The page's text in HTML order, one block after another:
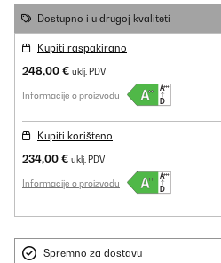
Dostupno i u drugoj kvaliteti
Kupiti raspakirano
248,00 € uklj. PDV
Informacije o proizvodu
Kupiti korišteno
234,00 € uklj. PDV
Informacije o proizvodu
Spremno za dostavu